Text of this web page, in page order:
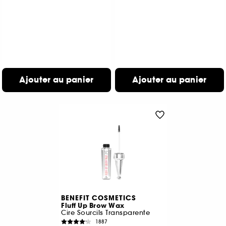
Ajouter au panier Ajouter au panier
BENEFIT COSMETICS
Fluff Up Brow Wax
Cire Sourcils Transparente
1887